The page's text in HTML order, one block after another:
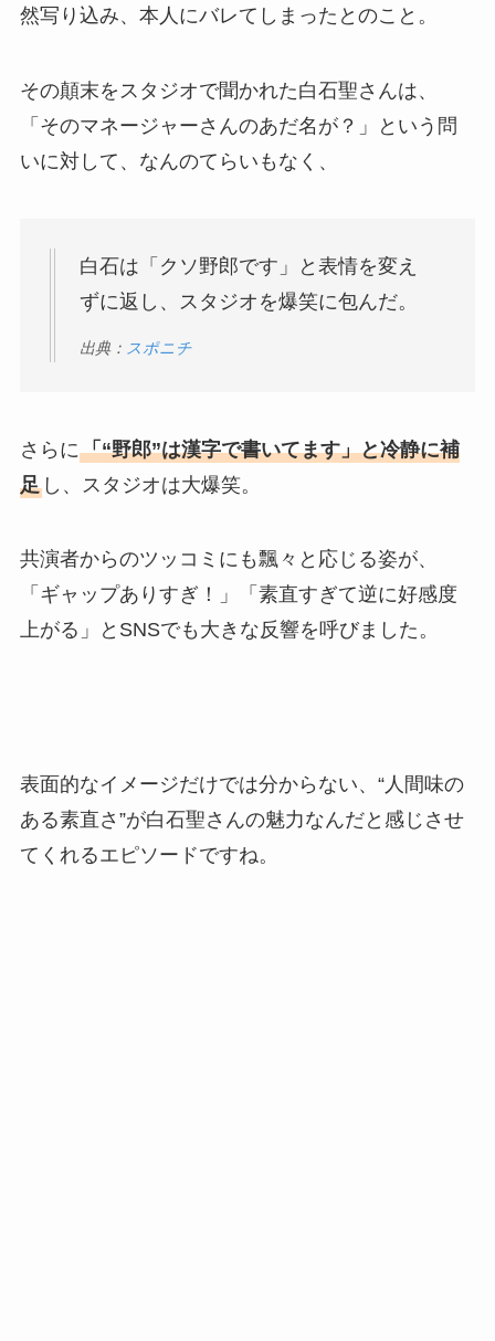
然写り込み、本人にバレてしまったとのこと。
その顛末をスタジオで聞かれた白石聖さんは、
「そのマネージャーさんのあだ名が？」という問
いに対して、なんのてらいもなく、
白石は「クソ野郎です」と表情を変え
ずに返し、スタジオを爆笑に包んだ。
出典： スポニチ
さらに「“野郎”は漢字で書いてます」と冷静に補
足し、スタジオは大爆笑。
共演者からのツッコミにも飄々と応じる姿が、
「ギャップありすぎ！」「素直すぎて逆に好感度
上がる」とSNSでも大きな反響を呼びました。
表面的なイメージだけでは分からない、“人間味の
ある素直さ”が白石聖さんの魅力なんだと感じさせ
てくれるエピソードですね。